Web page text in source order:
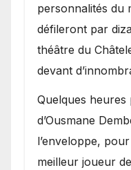
personnalités du
défileront par
théâtre du
devant
Quelques
d’Ousmane
l’enveloppe,
meilleur joueur